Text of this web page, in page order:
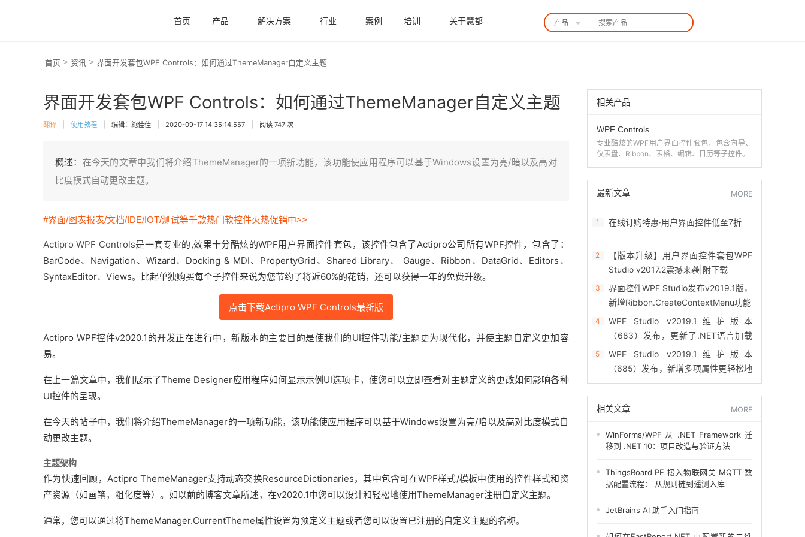
首页 产品 解决方案 行业 案例 培训 关于慧都 产品
首页 > 资讯 > 界面开发套包WPF Controls：如何通过ThemeManager自定义主题
界面开发套包WPF Controls：如何通过ThemeManager自定义主题
翻译 使用教程 编辑：鲍佳佳 2020-09-17 14:35:14.557 阅读 747 次
概述： 在今天的文章中我们将介绍ThemeManager的一项新功能，该功能使应用程序可以基于Windows设置为亮/暗以及高对
比度模式自动更改主题。
#界面/图表报表/文档/IDE/IOT/测试等千款热门软控件火热促销中>>
Actipro WPF Controls是一套专业的,效果十分酷炫的WPF用户界面控件套包，该控件包含了Actipro公司所有WPF控件，包含了：
BarCode、Navigation、Wizard、Docking & MDI、PropertyGrid、Shared Library、 Gauge、Ribbon、DataGrid、Editors、
SyntaxEditor、Views。比起单独购买每个子控件来说为您节约了将近60%的花销，还可以获得一年的免费升级。
点击下载Actipro WPF Controls最新版
Actipro WPF控件v2020.1的开发正在进行中，新版本的主要目的是使我们的UI控件功能/主题更为现代化，并使主题自定义更加容
易。
在上一篇文章中，我们展示了Theme Designer应用程序如何显示示例UI选项卡，使您可以立即查看对主题定义的更改如何影响各种
UI控件的呈现。
在今天的帖子中，我们将介绍ThemeManager的一项新功能，该功能使应用程序可以基于Windows设置为亮/暗以及高对比度模式自
动更改主题。
主题架构
作为快速回顾，Actipro ThemeManager支持动态交换ResourceDictionaries，其中包含可在WPF样式/模板中使用的控件样式和资
产资源（如画笔，粗化度等）。如以前的博客文章所述，在v2020.1中您可以设计和轻松地使用ThemeManager注册自定义主题。
通常，您可以通过将ThemeManager.CurrentTheme属性设置为预定义主题或者您可以设置已注册的自定义主题的名称。
相关产品
WPF Controls
专业酷炫的WPF用户界面控件套包，包含向导、
仪表盘、Ribbon、表格、编辑、日历等子控件。
最新文章 MORE
1 在线订购特惠·用户界面控件低至7折
2
【版本升级】用户界面控件套包WPF
Studio v2017.2震撼来袭|附下载
3
界面控件WPF Studio发布v2019.1版，
新增Ribbon.CreateContextMenu功能
4
WPF Studio v2019.1维护版本
（683）发布，更新了.NET语言加载
项解析器
5
WPF Studio v2019.1维护版本
（685）发布，新增多项属性更轻松地
自定义列标题
相关文章 MORE
WinForms/WPF 从 .NET Framework 迁
移到 .NET 10：项目改造与验证方法
ThingsBoard PE 接入物联网关 MQTT 数
据配置流程： 从规则链到遥测入库
JetBrains AI 助手入门指南